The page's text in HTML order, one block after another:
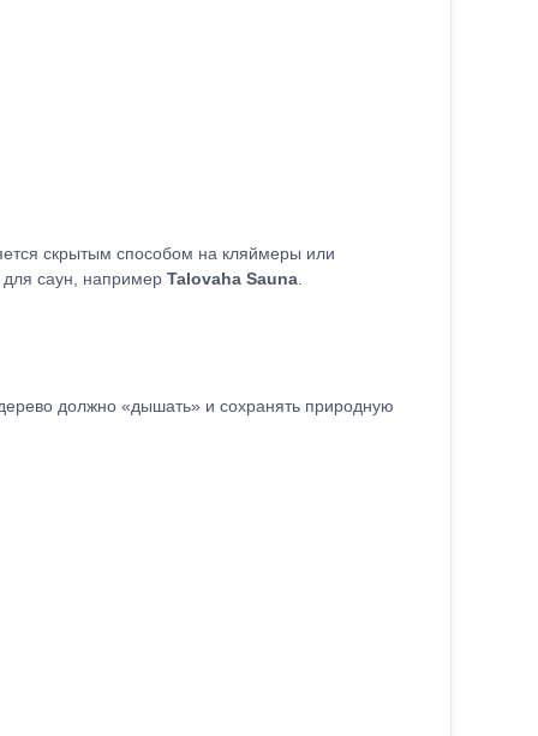
скрытым способом на кляймеры или
саун, например Talovaha Sauna
должно «дышать» и сохранять природную